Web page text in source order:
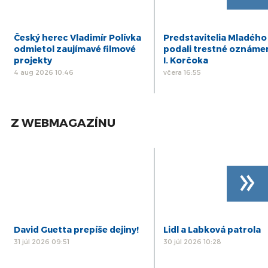
Český herec Vladimír Polívka
odmietol zaujímavé filmové
projekty
4 aug 2026 10:46
Predstavitelia Mladého
podali trestné
I. Korčoka
včera 16:55
Z WEBMAGAZÍNU
David Guetta prepíše dejiny!
31 júl 2026 09:51
Lidl a Labková patrola
30 júl 2026 10:28
»